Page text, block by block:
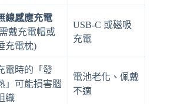
線感應充電
戴充電帽或
充電枕)
USB-C 或磁吸
充電
電時的「發
」可能損害腦
織
電池老化、佩戴
不適